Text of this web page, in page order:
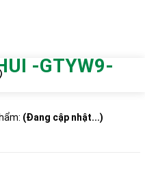
-GTYW9-
(Đang cập nhật...)